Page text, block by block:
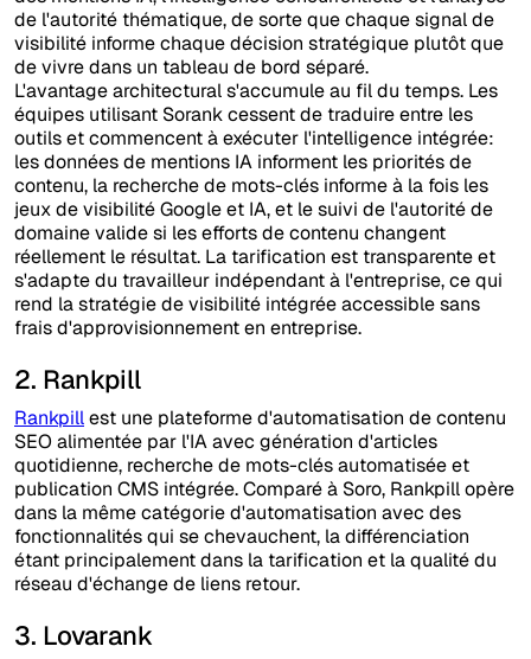
de l'autorité thématique, de sorte que chaque signal de
visibilité informe chaque décision stratégique plutôt que
de vivre dans un tableau de bord séparé.
L'avantage architectural s'accumule au fil du temps. Les
équipes utilisant Sorank cessent de traduire entre les
outils et commencent à exécuter l'intelligence intégrée:
les données de mentions IA informent les priorités de
contenu, la recherche de mots-clés informe à la fois les
jeux de visibilité Google et IA, et le suivi de l'autorité de
domaine valide si les efforts de contenu changent
réellement le résultat. La tarification est transparente et
s'adapte du travailleur indépendant à l'entreprise, ce qui
rend la stratégie de visibilité intégrée accessible sans
frais d'approvisionnement en entreprise.
2. Rankpill
Rankpillest une plateforme d'automatisation de contenu
SEO alimentée par l'IA avec génération d'articles
quotidienne, recherche de mots-clés automatisée et
publication CMS intégrée. Comparé à Soro, Rankpill opère
dans la même catégorie d'automatisation avec des
fonctionnalités qui se chevauchent, la différenciation
étant principalement dans la tarification et la qualité du
réseau d'échange de liens retour.
3. Lovarank